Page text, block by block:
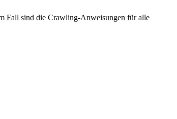
Fall sind die Crawling-Anweisungen für alle